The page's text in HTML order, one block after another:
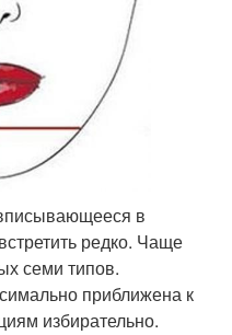
в
редко. Чаще
семи типов.
приближена к
избирательно.